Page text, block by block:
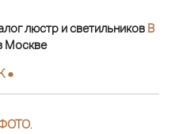
люстр и светильников В
Москве
●